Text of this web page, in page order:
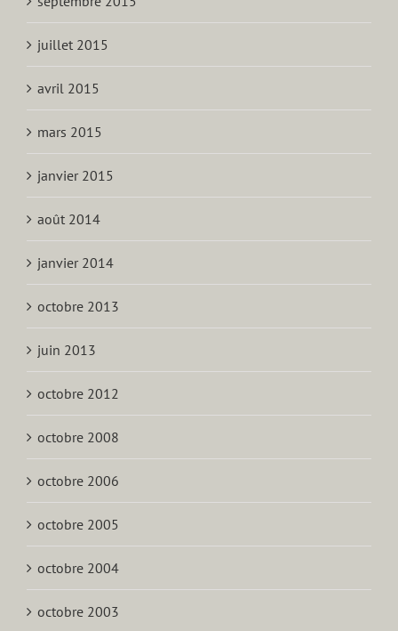
juillet 2015
avril 2015
mars 2015
janvier 2015
août 2014
janvier 2014
octobre 2013
juin 2013
octobre 2012
octobre 2008
octobre 2006
octobre 2005
octobre 2004
octobre 2003